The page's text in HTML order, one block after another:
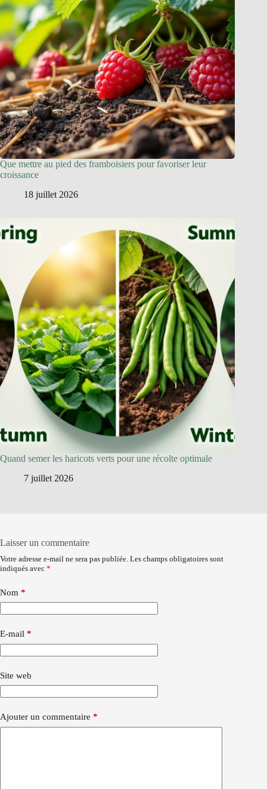
Que mettre au pied des framboisiers pour favoriser leur
croissance
18 juillet 2026
Quand semer les haricots verts pour une récolte optimale
7 juillet 2026
Laisser un commentaire
Votre adresse e-mail ne sera pas publiée. Les champs obligatoires sont
indiqués avec *
Nom *
E-mail *
Site web
Ajouter un commentaire *